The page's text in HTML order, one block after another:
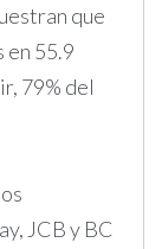
que
en 55.9
79% del
JCB y BC